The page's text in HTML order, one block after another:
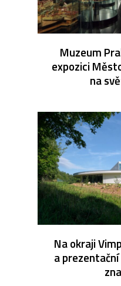
Muzeum
expozici
na
Na okraji
a